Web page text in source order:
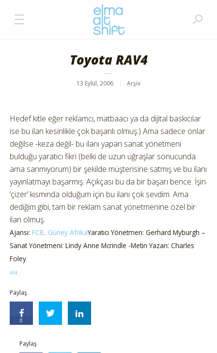
Toyota RAV4
13 Eylül, 2006 Arşiv
Hedef kitle eğer reklamcı, matbaacı ya da dijital baskıcılar
ise bu ilan kesinlikle çok başarılı olmuş:) Ama sadece onlar
değilse -keza değil- bu ilanı yapan sanat yönetmeni
bulduğu yaratıcı fikri (belki de uzun uğraşlar sonucunda
ama sanmıyorum) bir şekilde müşterisine satmış ve bu ilanı
yayınlatmayı başarmış. Açıkçası bu da bir başarı bence. İşin
‘çizer’ kısmında olduğum için bu ilanı çok sevdim. Ama
dediğim gibi, tam bir reklam sanat yönetmenine özel bir
ilan olmuş.
Ajansı: FCB, Güney AfrikaYaratıcı Yönetmen: Gerhard Myburgh –
Sanat Yönetmeni: Lindy Anne Mcrindle -Metin Yazarı: Charles
Foley
via
Paylaş
0
Paylaş